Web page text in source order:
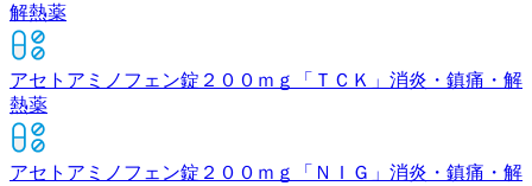
解熱薬
アセトアミノフェン錠２００ｍｇ「ＴＣＫ」 消炎・鎮痛・解
熱薬
アセトアミノフェン錠２００ｍｇ「ＮＩＧ」 消炎・鎮痛・解